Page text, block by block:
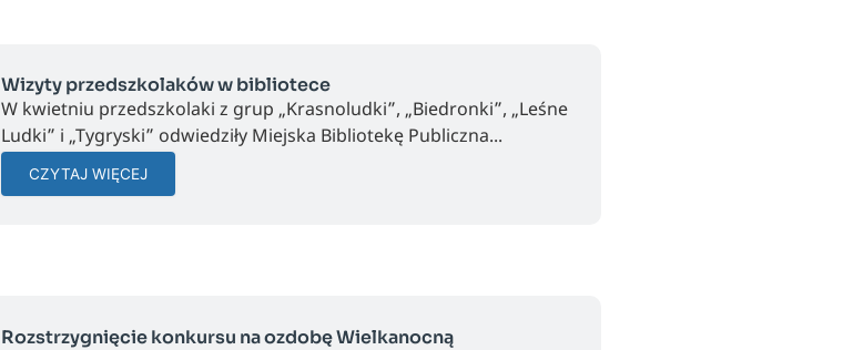
Wizyty przedszkolaków w bibliotece
W kwietniu przedszkolaki z grup „Krasnoludki”, „Biedronki”, „Leśne
Ludki” i „Tygryski” odwiedziły Miejska Bibliotekę Publiczna...
CZYTAJ WIĘCEJ
Rozstrzygnięcie konkursu na ozdobę Wielkanocną